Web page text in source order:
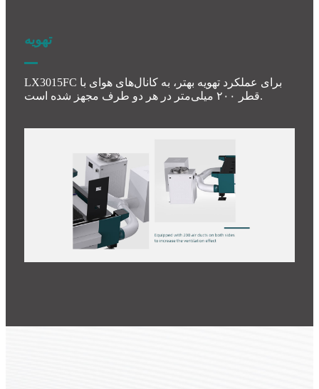
تهویه
LX3015FC برای عملکرد تهویه بهتر، به کانال‌های هوای با
قطر ۲۰۰ میلی‌متر در هر دو طرف مجهز شده است.